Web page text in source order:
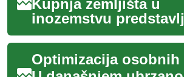
Kupnja zemljišta u
inozemstvu
značajnu priliku za
širenje poslovanja ili
ostvarivanje osobnih